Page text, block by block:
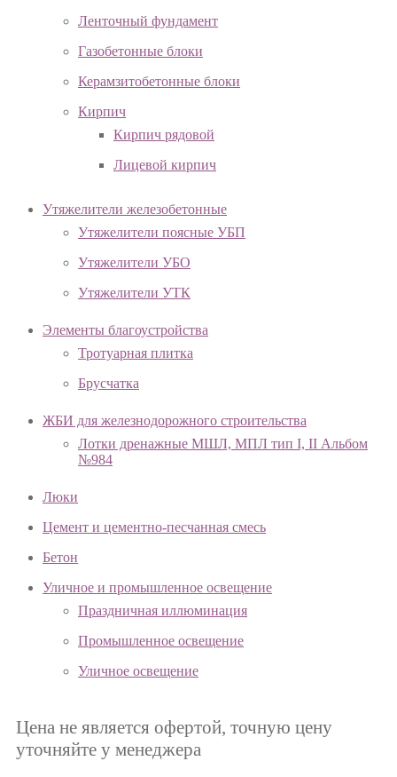
Ленточный фундамент
Газобетонные блоки
Керамзитобетонные блоки
Кирпич
Кирпич рядовой
Лицевой кирпич
Утяжелители железобетонные
Утяжелители поясные УБП
Утяжелители УБО
Утяжелители УТК
Элементы благоустройства
Тротуарная плитка
Брусчатка
ЖБИ для железнодорожного строительства
Лотки дренажные МШЛ, МПЛ тип I, II Альбом
№984
Люки
Цемент и цементно-песчанная смесь
Бетон
Уличное и промышленное освещение
Праздничная иллюминация
Промышленное освещение
Уличное освещение
Цена не является офертой, точную цену
уточняйте у менеджера